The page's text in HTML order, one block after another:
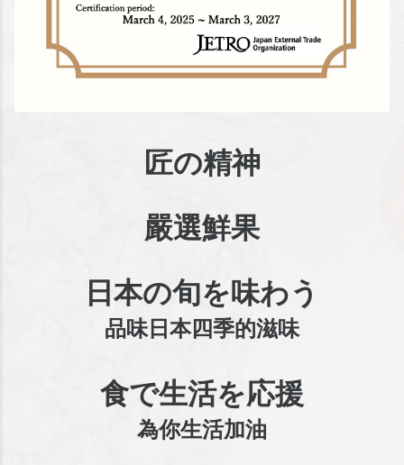
匠の精神
嚴選鮮果
日本の旬を味わう
品味日本四季的滋味
食で生活を応援
為你生活加油